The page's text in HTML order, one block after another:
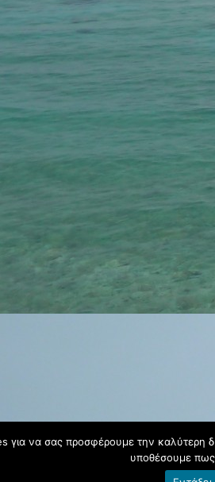
για να σας προσφέρουμε την καλύτερη
υποθέσουμε πως